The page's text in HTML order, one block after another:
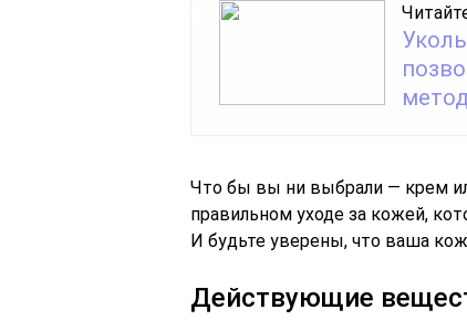
Что бы вы ни выбрали — крем
правильном уходе за кожей,
И будьте уверены, что ваша
Действующие